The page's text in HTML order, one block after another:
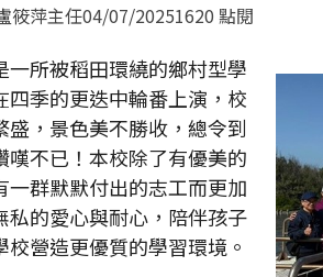
筱萍主任04/07/20251620 點閱
所被稻田環繞的鄉村型學
四季的更迭中輪番上演，校
盛，景色美不勝收，總令到
嘆不已！本校除了有優美的
一群默默付出的志工而更加
私的愛心與耐心，陪伴孩子
營造更優質的學習環境。